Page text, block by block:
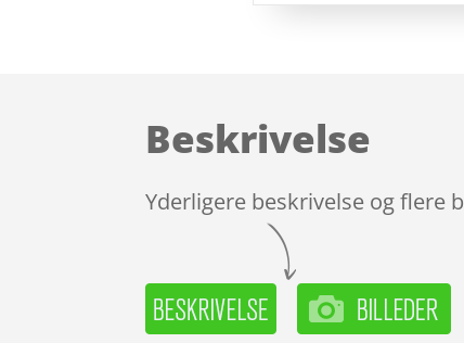
Beskrivelse
Yderligere beskrivelse og flere